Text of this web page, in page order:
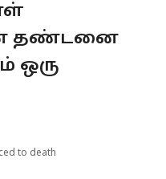
தண்டனை
ஒரு
to death